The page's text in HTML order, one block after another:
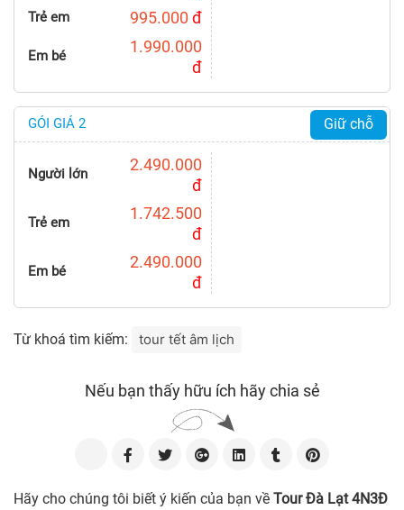
Trẻ em 995.000 đ
Em bé
1.990.000
đ
GÓI GIÁ 2
Người lớn
2.490.000
đ
Trẻ em
1.742.500
đ
Em bé
2.490.000
đ
Giữ chỗ
Từ khoá tìm kiếm: tour tết âm lịch
Nếu bạn thấy hữu ích hãy chia sẻ
Hãy cho chúng tôi biết ý kiến của bạn về Tour Đà Lạt 4N3Đ